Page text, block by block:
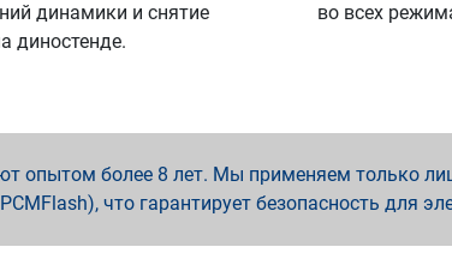
динамики и снятие
диностенде.
во всех
опытом более 8 лет. Мы применяем только
что гарантирует безопасность для